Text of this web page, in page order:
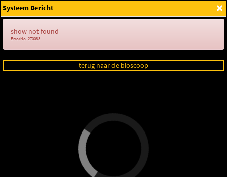
Login
×
Systeem Bericht
show not found
ErrorNo. 270083
terug naar de bioscoop